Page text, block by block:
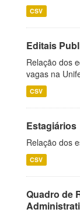
CSV
Editais
Relação dos
vagas na
CSV
Estagiários
Relação dos
CSV
Quadro de